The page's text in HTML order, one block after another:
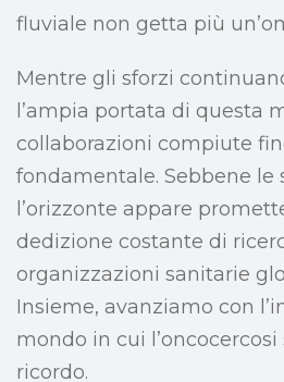
fluviale non getta più
Mentre gli sforzi
l’ampia portata di questa
collaborazioni compiute
fondamentale. Sebbene le
l’orizzonte appare
dedizione costante di
organizzazioni sanitarie
Insieme, avanziamo con
mondo in cui
ricordo.